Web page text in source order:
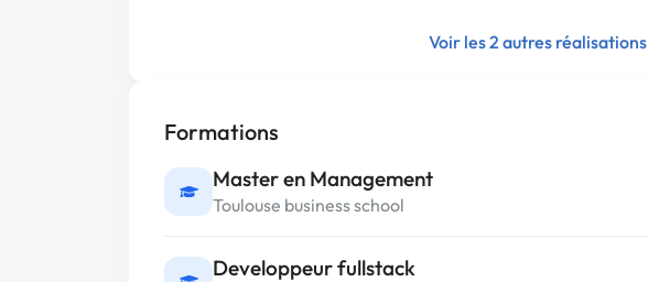
Voir les 2 autres réalisations
Formations
Master en Management
Toulouse business school
Developpeur fullstack